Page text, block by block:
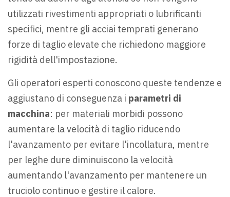
utilizzati rivestimenti appropriati o lubrificanti
specifici, mentre gli acciai temprati generano
forze di taglio elevate che richiedono maggiore
rigidità dell'impostazione.
Gli operatori esperti conoscono queste tendenze e
aggiustano di conseguenza i parametri di
macchina: per materiali morbidi possono
aumentare la velocità di taglio riducendo
l'avanzamento per evitare l'incollatura, mentre
per leghe dure diminuiscono la velocità
aumentando l'avanzamento per mantenere un
truciolo continuo e gestire il calore.